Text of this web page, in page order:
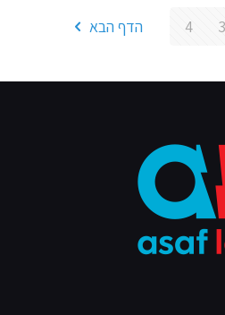
3
4 הדף הבא